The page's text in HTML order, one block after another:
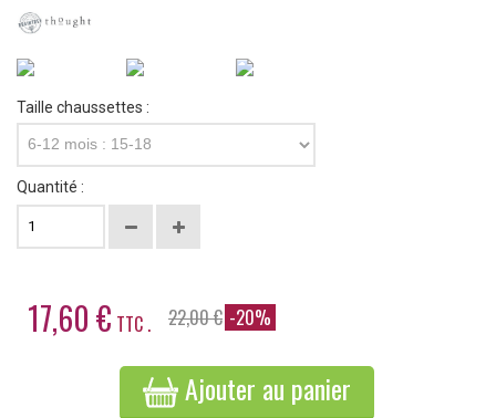
Taille chaussettes :
6-12 mois : 15-18
Quantité :
17,60 € TTC . 22,00 € -20%
Ajouter au panier